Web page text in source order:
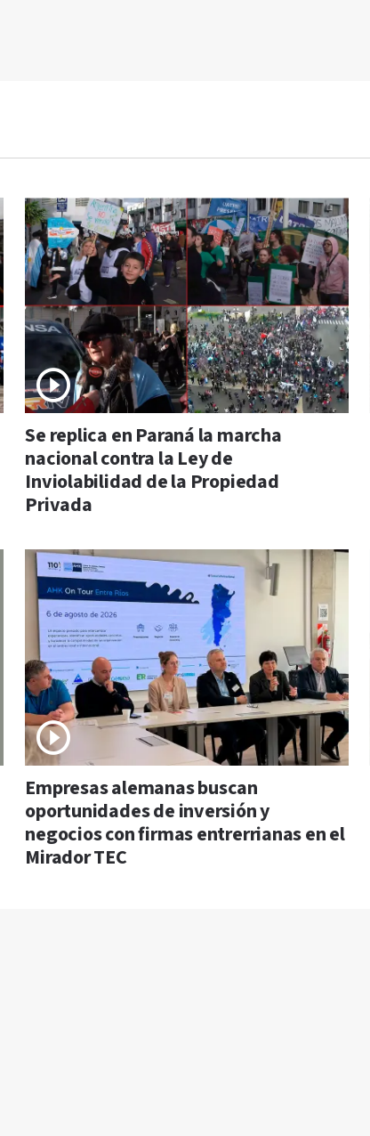
Se replica en Paraná la marcha
nacional contra la Ley de
Inviolabilidad de la Propiedad
Privada
Empresas alemanas buscan
oportunidades de inversión y
negocios con firmas entrerrianas en el
Mirador TEC